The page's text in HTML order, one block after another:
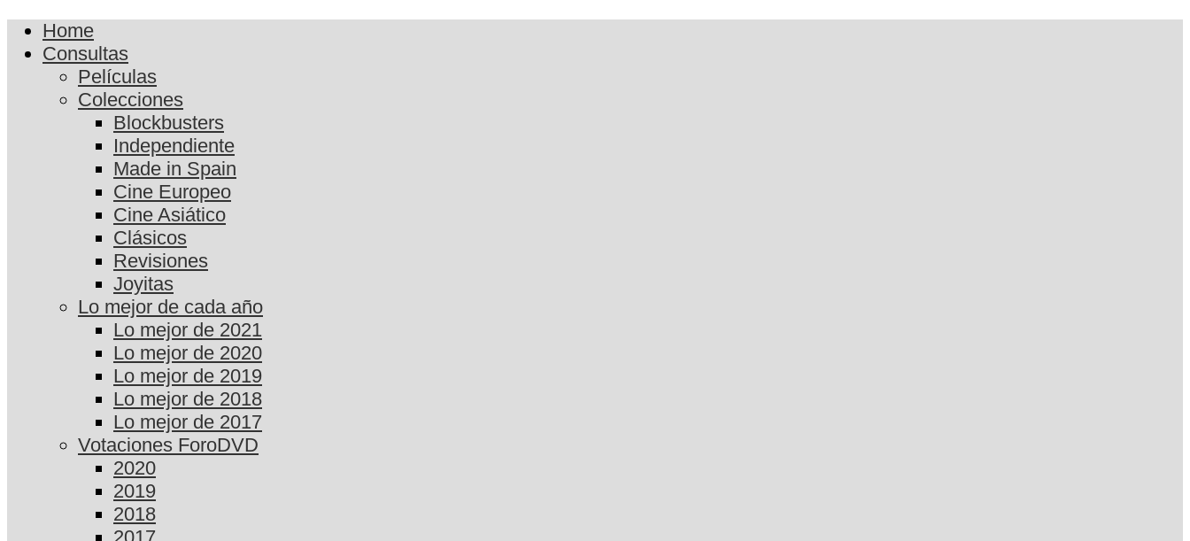
Home
Consultas
Películas
Colecciones
Blockbusters
Independiente
Made in Spain
Cine Europeo
Cine Asiático
Clásicos
Revisiones
Joyitas
Lo mejor de cada año
Lo mejor de 2021
Lo mejor de 2020
Lo mejor de 2019
Lo mejor de 2018
Lo mejor de 2017
Votaciones ForoDVD
2020
2019
2018